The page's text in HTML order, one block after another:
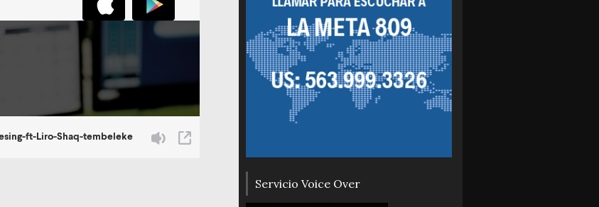
Servicio Voice Over